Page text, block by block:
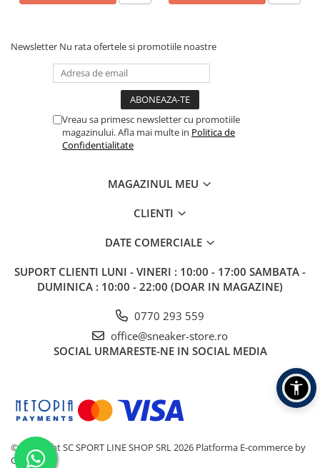
Newsletter Nu rata ofertele si promotiile noastre
Vreau sa primesc newsletter cu promotiile
magazinului. Afla mai multe in Politica de
Confidentialitate
MAGAZINUL MEU
CLIENTI
DATE COMERCIALE
SUPORT CLIENTI LUNI - VINERI : 10:00 - 17:00 SAMBATA -
DUMINICA : 10:00 - 22:00 (DOAR IN MAGAZINE)
0770 293 559
office@sneaker-store.ro
SOCIAL URMARESTE-NE IN SOCIAL MEDIA
©Copyright SC SPORT LINE SHOP SRL 2026 Platforma E-commerce by
Gomag